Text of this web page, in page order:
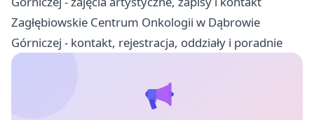
Zagłębiowskie Centrum Onkologii w Dąbrowie
Górniczej - kontakt, rejestracja, oddziały i poradnie